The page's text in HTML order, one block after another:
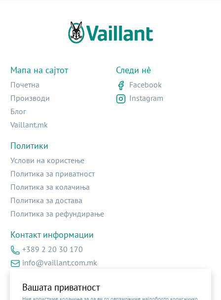
Вашата приватност
Мапа на сајтот
Почетна
Производи
Блог
Vaillant.mk
Политики
Услови на користење
Политика за приватност
Политика за колачиња
Политика за достава
Политика за рефундирање
Контакт информации
+389 2 20 30 170
info@vaillant.com.mk
Следи нè
Facebook
Instagram